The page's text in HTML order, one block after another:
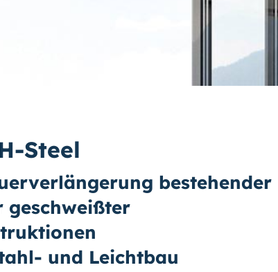
Steel
bestehender
geschweißter
und Leichtbau